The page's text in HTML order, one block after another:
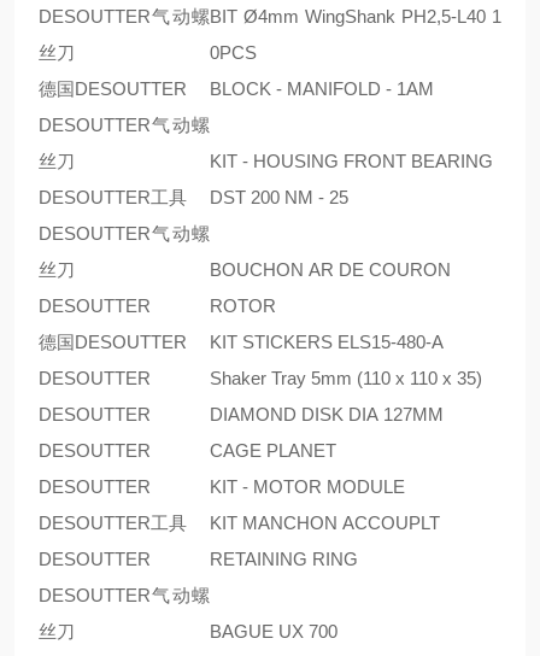
DESOUTTER气动螺
丝刀
BIT Ø4mm WingShank PH2,5-L40 1
0PCS
德国DESOUTTER
BLOCK - MANIFOLD - 1AM
DESOUTTER气动螺
丝刀
KIT - HOUSING FRONT BEARING
DESOUTTER工具
DST 200 NM - 25
DESOUTTER气动螺
丝刀
BOUCHON AR DE COURON
DESOUTTER
ROTOR
德国DESOUTTER
KIT STICKERS ELS15-480-A
DESOUTTER
Shaker Tray 5mm (110 x 110 x 35)
DESOUTTER
DIAMOND DISK DIA 127MM
DESOUTTER
CAGE PLANET
DESOUTTER
KIT - MOTOR MODULE
DESOUTTER工具
KIT MANCHON ACCOUPLT
DESOUTTER
RETAINING RING
DESOUTTER气动螺
丝刀
BAGUE UX 700